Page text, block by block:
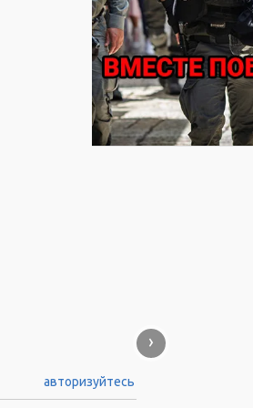
›
авторизуйтесь